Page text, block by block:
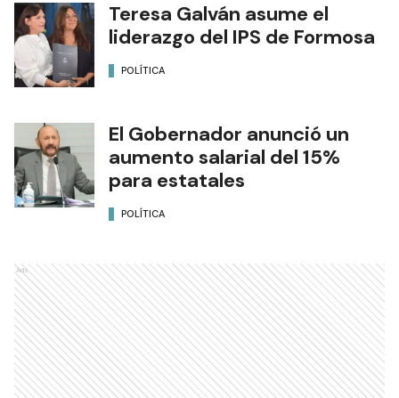
Teresa Galván asume el
liderazgo del IPS de Formosa
POLÍTICA
El Gobernador anunció un
aumento salarial del 15%
para estatales
POLÍTICA
Ads